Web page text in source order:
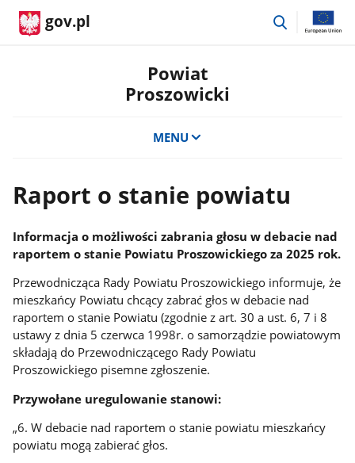
gov.pl
przejdź
Powiat
Proszowicki
MENU
Raport o stanie powiatu
Informacja o możliwości zabrania głosu w debacie nad
raportem o stanie Powiatu Proszowickiego za 2025 rok.
Przewodnicząca Rady Powiatu Proszowickiego informuje, że
mieszkańcy Powiatu chcący zabrać głos w debacie nad
raportem o stanie Powiatu (zgodnie z art. 30 a ust. 6, 7 i 8
ustawy z dnia 5 czerwca 1998r. o samorządzie powiatowym
składają do Przewodniczącego Rady Powiatu
Proszowickiego pisemne zgłoszenie.
Przywołane uregulowanie stanowi:
„6. W debacie nad raportem o stanie powiatu mieszkańcy
powiatu mogą zabierać głos.